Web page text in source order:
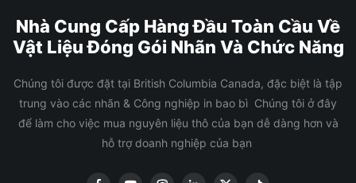
Nhà Cung Cấp Hàng Đầu Toàn Cầu Về
Vật Liệu Đóng Gói Nhãn Và Chức Năng
Chúng tôi được đặt tại British Columbia Canada, đặc biệt là tập
trung vào các nhãn & Công nghiệp in bao bì Chúng tôi ở đây
để làm cho việc mua nguyên liệu thô của bạn dễ dàng hơn và
hỗ trợ doanh nghiệp của bạn